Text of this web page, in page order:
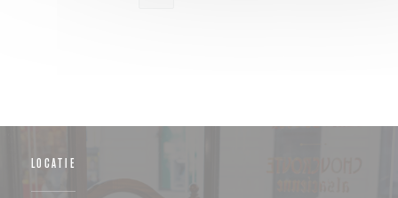
LOCATIE